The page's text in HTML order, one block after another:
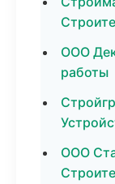
ООО
работы
ООО